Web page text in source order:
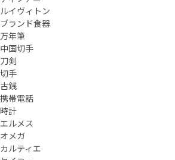
ルイヴィトン
ブランド食器
万年筆
中国切手
刀剣
切手
古銭
携帯電話
時計
エルメス
オメガ
カルティエ